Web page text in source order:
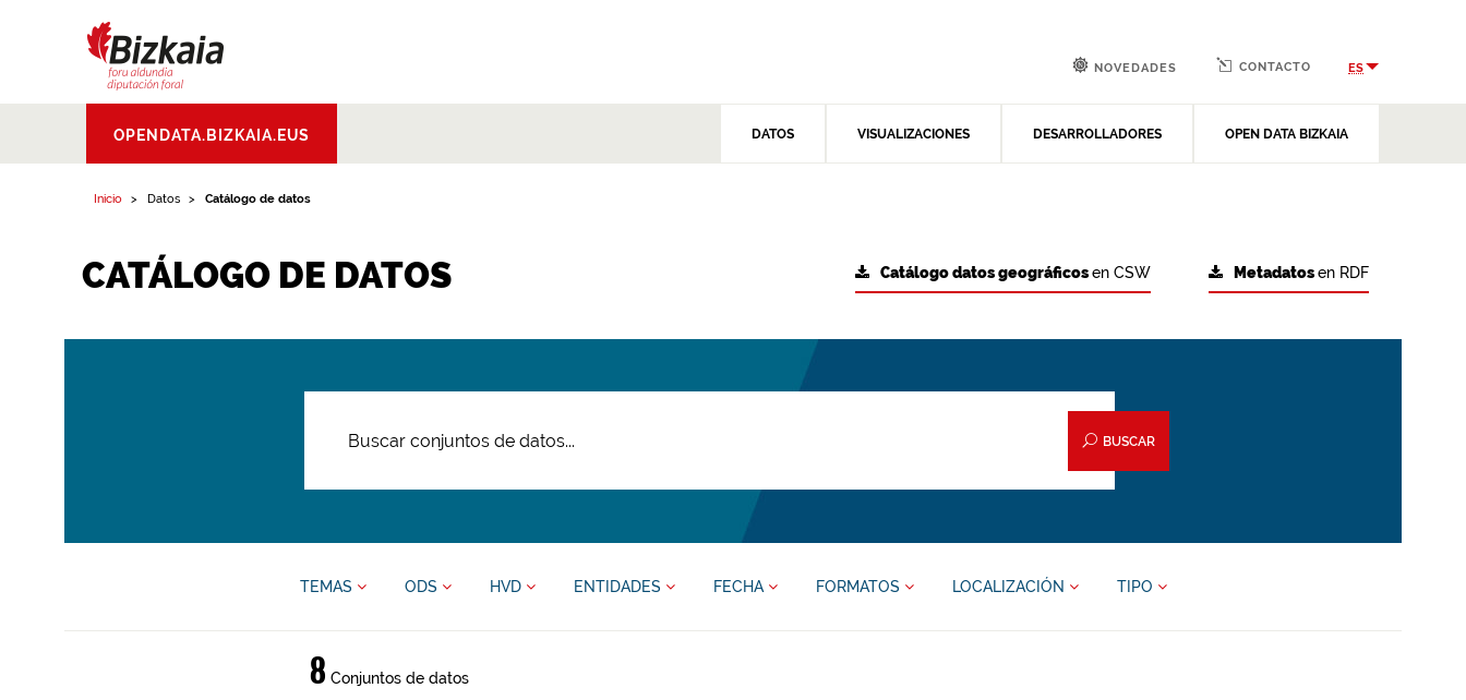
Aldundia.Diputacion
Foral de Bizkaia
OPENDATA.BIZKAIA.EUS DATOS VISUALIZACIONES DESARROLLADORES OPEN DATA BIZKAIA
NOVEDADES CONTACTO ES
Inicio Datos Catálogo de datos
CATÁLOGO DE DATOS Metadatosen RDF
Catálogo datos geográficosen CSW
BUSCAR
TEMAS ODS HVD ENTIDADES FECHA FORMATOS LOCALIZACIÓN TIPO
8 Conjuntos de datos